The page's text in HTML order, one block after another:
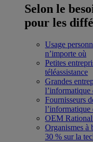
Selon le
pour les
Usage
n’importe où
Petites
téléassistance
Grandes
l’informatique
Fournisseurs
l’informatique
OEM
Organismes à
30 % sur la